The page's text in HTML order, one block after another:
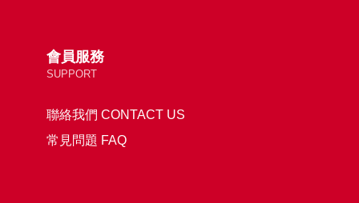
會員服務
SUPPORT
聯絡我們 CONTACT US
常見問題 FAQ